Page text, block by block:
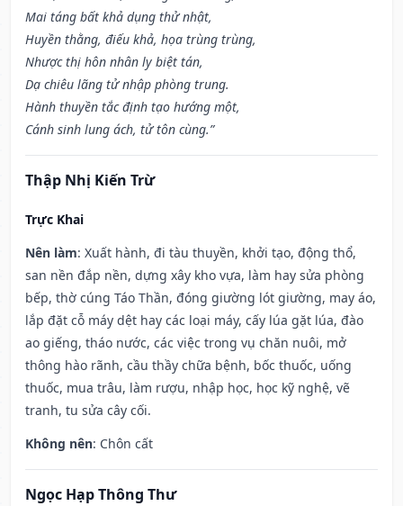
Mai táng bất khả dụng thử nhật,
Huyền thằng, điếu khả, họa trùng trùng,
Nhược thị hôn nhân ly biệt tán,
Dạ chiêu lãng tử nhập phòng trung.
Hành thuyền tắc định tạo hướng một,
Cánh sinh lung ách, tử tôn cùng.”
Thập Nhị Kiến Trừ
Trực Khai
Nên làm: Xuất hành, đi tàu thuyền, khởi tạo, động thổ,
san nền đắp nền, dựng xây kho vựa, làm hay sửa phòng
bếp, thờ cúng Táo Thần, đóng giường lót giường, may áo,
lắp đặt cỗ máy dệt hay các loại máy, cấy lúa gặt lúa, đào
ao giếng, tháo nước, các việc trong vụ chăn nuôi, mở
thông hào rãnh, cầu thầy chữa bệnh, bốc thuốc, uống
thuốc, mua trâu, làm rượu, nhập học, học kỹ nghệ, vẽ
tranh, tu sửa cây cối.
Không nên: Chôn cất
Ngọc Hạp Thông Thư